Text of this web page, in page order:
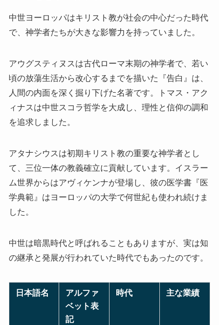
中世ヨーロッパはキリスト教が社会の中心だった時代
で、神学者たちが大きな影響力を持っていました。
アウグスティヌスは古代ローマ末期の神学者で、若い
頃の放蕩生活から改心するまでを描いた『告白』は、
人間の内面を深く掘り下げた名著です。トマス・アク
ィナスは中世スコラ哲学を大成し、理性と信仰の調和
を追求しました。
アタナシウスは初期キリスト教の重要な神学者とし
て、三位一体の教義確立に貢献しています。イスラー
ム世界からはアヴィケンナが登場し、彼の医学書『医
学典範』はヨーロッパの大学で何世紀も使われ続けま
した。
中世は暗黒時代と呼ばれることもありますが、実は知
の継承と発展が行われていた時代でもあったのです。
日本語名
アルファ
ベット表
記
時代 主な業績